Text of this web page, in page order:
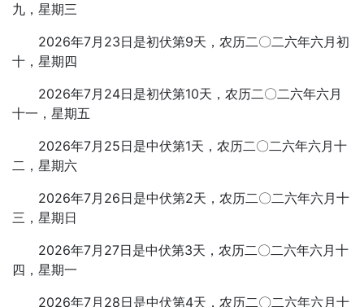
九，星期三
2026年7月23日是初伏第9天，农历二〇二六年六月初
十，星期四
2026年7月24日是初伏第10天，农历二〇二六年六月
十一，星期五
2026年7月25日是中伏第1天，农历二〇二六年六月十
二，星期六
2026年7月26日是中伏第2天，农历二〇二六年六月十
三，星期日
2026年7月27日是中伏第3天，农历二〇二六年六月十
四，星期一
2026年7月28日是中伏第4天，农历二〇二六年六月十